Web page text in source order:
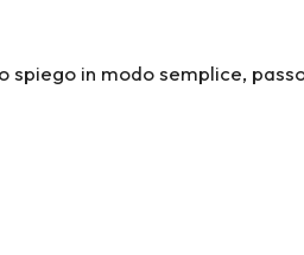
spiego in modo semplice,